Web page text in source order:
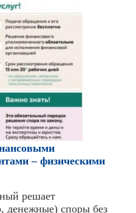
– физическими
решает
денежные) споры без